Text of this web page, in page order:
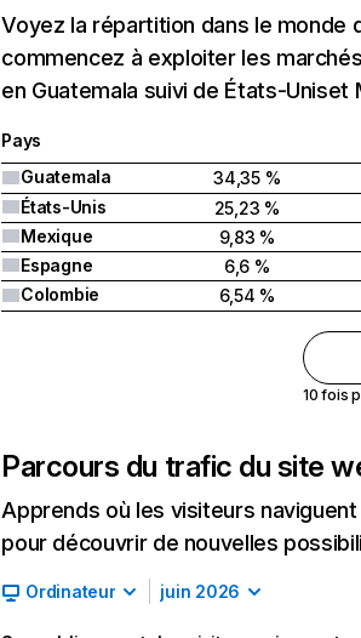
Voyez la répartition dans le
commencez à exploiter les
en Guatemala suivi de États-Uniset
Pays
Guatemala
34,35 %
États-Unis
25,23 %
Mexique
9,83 %
Espagne
6,6 %
Colombie
6,54 %
10 fois
Parcours du trafic du site
Apprends où les visiteurs
pour découvrir de nouvelles
Ordinateur juin 2026